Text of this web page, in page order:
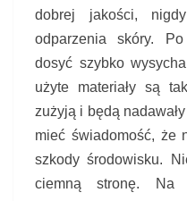
dobrej jakości,
odparzenia skóry.
dosyć szybko
użyte materiały są
zużyją i będą
mieć świadomość, że
szkody środowisku.
ciemną stronę. Na